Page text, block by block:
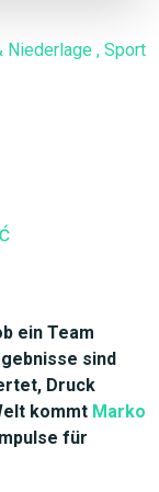
Niederlage , Sport
ein Team
sind
Druck
kommt Marko
für